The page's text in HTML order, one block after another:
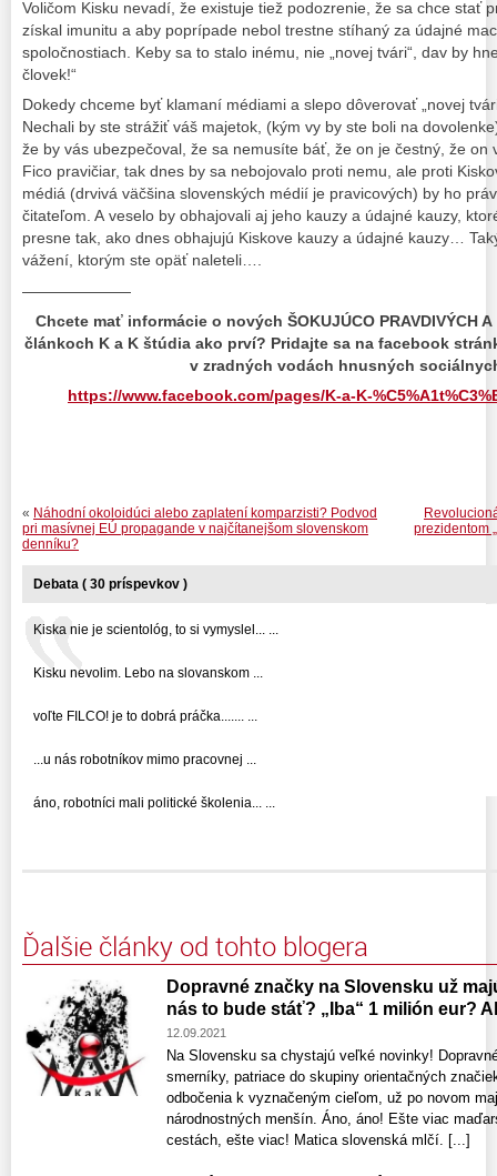
Voličom Kisku nevadí, že existuje tiež podozrenie, že sa chce stať
získal imunitu a aby poprípade nebol trestne stíhaný za údajné
spoločnostiach. Keby sa to stalo inému, nie „novej tvári“, dav by
človek!“
Dokedy chceme byť klamaní médiami a slepo dôverovať „novej
Nechali by ste strážiť váš majetok, (kým vy by ste boli na
že by vás ubezpečoval, že sa nemusíte báť, že on je čestný, že on
Fico pravičiar, tak dnes by sa nebojovalo proti nemu, ale proti
médiá (drvivá väčšina slovenských médií je pravicových) by ho
čitateľom. A veselo by obhajovali aj jeho kauzy a údajné kauzy,
presne tak, ako dnes obhajujú Kiskove kauzy a údajné kauzy…
vážení, ktorým ste opäť naleteli….
———————
Chcete mať informácie o nových ŠOKUJÚCO PRAVDIVÝCH A
článkoch K a K štúdia ako prví? Pridajte sa na facebook
v zradných vodách hnusných
https://www.facebook.com/pages/K-a-K-
prezidentom
« Náhodní okoloidúci alebo zaplatení komparzisti? Podvod
pri masívnej EÚ propagande v najčítanejšom slovenskom
denníku?
Debata ( 30 príspevkov )
Kiska nie je scientológ, to si vymyslel... ...
Kisku nevolim. Lebo na slovanskom ...
voľte FILCO! je to dobrá práčka....... ...
...u nás robotníkov mimo pracovnej ...
áno, robotníci mali politické školenia... ...
Ďalšie články od tohto blogera
Dopravné značky na Slovensku už
nás to bude stáť? „Iba“ 1 milión eur?
12.09.2021
Na Slovensku sa chystajú veľké novinky!
smerníky, patriace do skupiny orientačných
odbočenia k vyznačeným cieľom, už po novom
národnostných menšín. Áno, áno! Ešte viac
cestách, ešte viac! Matica slovenská mlčí. [...]